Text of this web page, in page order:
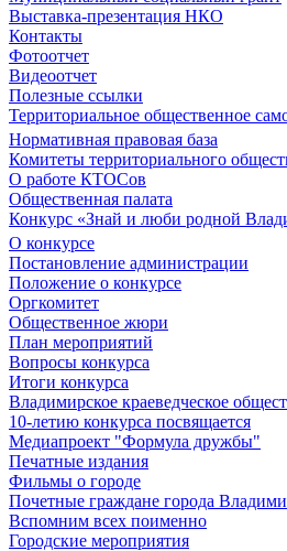
Выставка-презентация НКО
Контакты
Фотоотчет
Видеоотчет
Полезные ссылки
Территориальное общественное
Нормативная правовая база
Комитеты территориального
О работе КТОСов
Общественная палата
Конкурс «Знай и люби родной
О конкурсе
Постановление администрации
Положение о конкурсе
Оргкомитет
Общественное жюри
План мероприятий
Вопросы конкурса
Итоги конкурса
Владимирское краеведческое
10-летию конкурса посвящается
Медиапроект "Формула дружбы"
Печатные издания
Фильмы о городе
Почетные граждане города
Вспомним всех поименно
Городские мероприятия